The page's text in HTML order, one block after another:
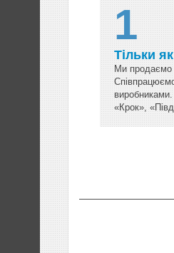
1
Тільки
Ми продаємо
«Крок»,